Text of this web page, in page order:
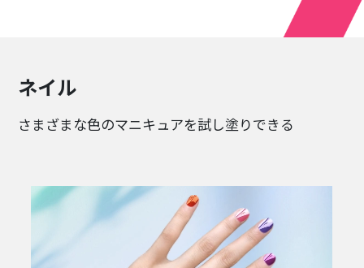
ネイル
さまざまな色のマニキュアを試し塗りできる